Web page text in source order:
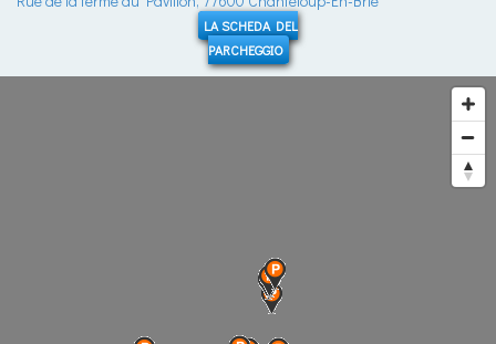
LA SCHEDA DEL
PARCHEGGIO